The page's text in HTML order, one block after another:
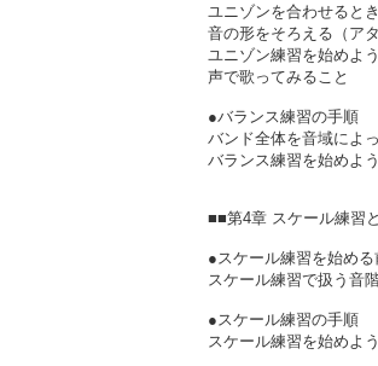
ユニゾンを合わせると
音の形をそろえる（ア
ユニゾン練習を始めよう
声で歌ってみること
●バランス練習の手順
バンド全体を音域によ
バランス練習を始めよう
■■第4章 スケール練習
●スケール練習を始める
スケール練習で扱う音
●スケール練習の手順
スケール練習を始めよう